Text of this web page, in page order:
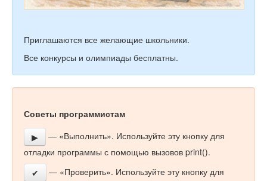
Приглашаются все желающие школьники.
Все конкурсы и олимпиады бесплатны.
Советы программистам
▶
— «Выполнить». Используйте эту кнопку для
отладки программы с помощью вызовов print().
✔
— «Проверить». Используйте эту кнопку для